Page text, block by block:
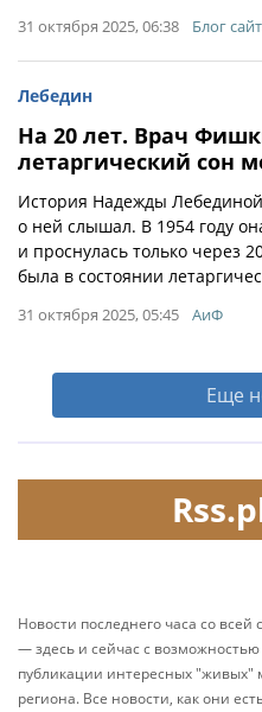
31 октября 2025, 06:38 Блог
Лебедин
На 20 лет. Врач
летаргический сон
История Надежды
о ней слышал. В 1954 году
и проснулась только через
была в состоянии
31 октября 2025, 05:45 АиФ
Еще
Новости последнего часа со
— здесь и сейчас с
публикации интересных "живых"
региона. Все новости, как они